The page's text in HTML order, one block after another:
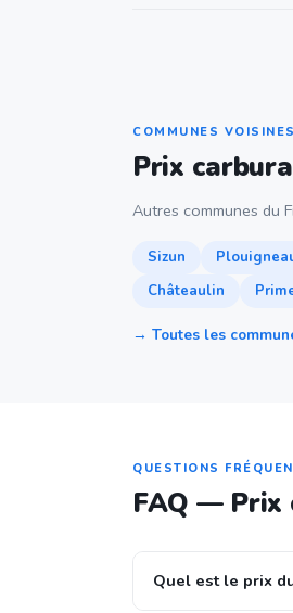
COMMUNES VOISINES
Prix
Autres communes du
Sizun
Châteaulin
→ Toutes les
QUESTIONS
FAQ — Prix
Quel est le prix